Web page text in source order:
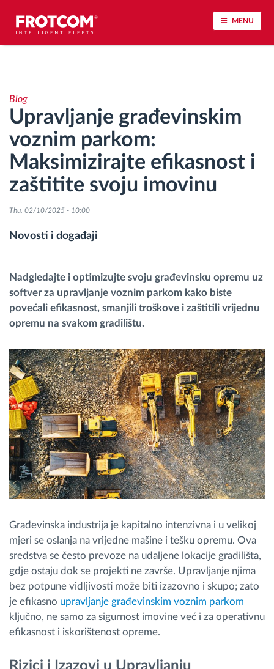
MENU
Analiza ponašanja u vožnji
Praćenje vremena vožnje
Upravljanje radnom snagom
Kontrola pristupa
Upravljanje gorivom
Planiranje i nadgledanje rute
Otkrijte sve funkcije
Kako rešavamo sve aktivnosti voznog parka
Kalkulator uštede
Blog
Upravljanje građevinskim
voznim parkom:
Maksimizirajte efikasnost i
zaštitite svoju imovinu
Thu, 02/10/2025 - 10:00
Novosti i događaji
Nadgledajte i optimizujte svoju građevinsku opremu uz
softver za upravljanje voznim parkom kako biste
povećali efikasnost, smanjili troškove i zaštitili vrijednu
opremu na svakom gradilištu.
Građevinska industrija je kapitalno intenzivna i u velikoj
mjeri se oslanja na vrijedne mašine i tešku opremu. Ova
sredstva se često prevoze na udaljene lokacije gradilišta,
gdje ostaju dok se projekti ne završe. Upravljanje njima
bez potpune vidljivosti može biti izazovno i skupo; zato
je efikasno upravljanje građevinskim voznim parkom
ključno, ne samo za sigurnost imovine već i za operativnu
efikasnost i iskorištenost opreme.